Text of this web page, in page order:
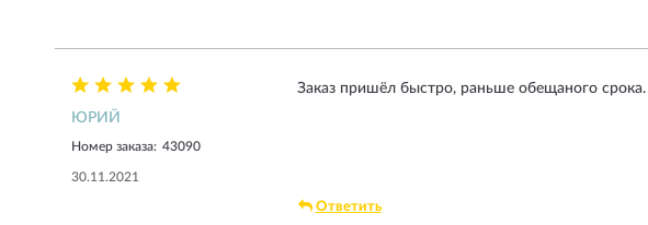
ЮРИЙ
Номер заказа: 43090
30.11.2021
Заказ пришёл быстро, раньше обещаного
Ответить